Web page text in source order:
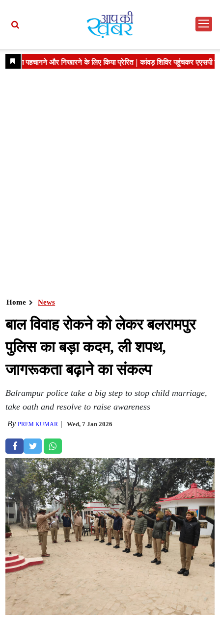
Home News
बाल विवाह रोकने को लेकर बलरामपुर
पुलिस का बड़ा कदम, ली शपथ,
जागरूकता बढ़ाने का संकल्प
Balrampur police take a big step to stop child marriage,
take oath and resolve to raise awareness
ByPREM KUMAR Wed, 7 Jan 2026